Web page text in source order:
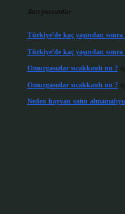
Son yorumlar
Türkiye’de kaç yaşından sonra
Türkiye’de kaç yaşından sonra
Omurgasızlar sıcakkanlı mı ?
Omurgasızlar sıcakkanlı mı ?
Neden hayvan satın